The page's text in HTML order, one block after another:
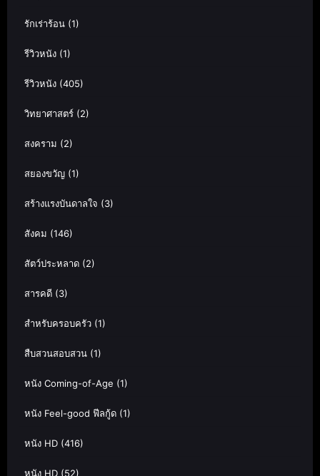
รักเร่าร้อน (1)
รีวิวหนัง (1)
รีวิวหนัง (405)
วิทยาศาสตร์ (2)
สงคราม (2)
สยองขวัญ (1)
สร้างแรงบันดาลใจ (3)
สังคม (146)
สัตว์ประหลาด (2)
สารคดี (3)
สำหรับครอบครัว (1)
สืบสวนสอบสวน (1)
หนัง Coming-of-Age (1)
หนัง Feel-good ฟีลกู้ด (1)
หนัง HD (416)
หนัง HD (52)